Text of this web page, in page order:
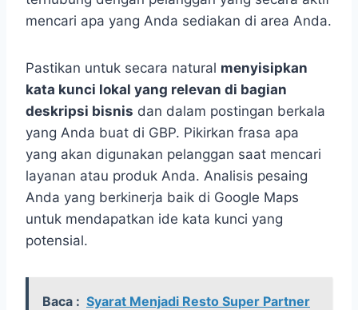
mencari apa yang Anda sediakan di area Anda.
Pastikan untuk secara natural menyisipkan
kata kunci lokal yang relevan di bagian
deskripsi bisnis dan dalam postingan berkala
yang Anda buat di GBP. Pikirkan frasa apa
yang akan digunakan pelanggan saat mencari
layanan atau produk Anda. Analisis pesaing
Anda yang berkinerja baik di Google Maps
untuk mendapatkan ide kata kunci yang
potensial.
Baca : Syarat Menjadi Resto Super Partner